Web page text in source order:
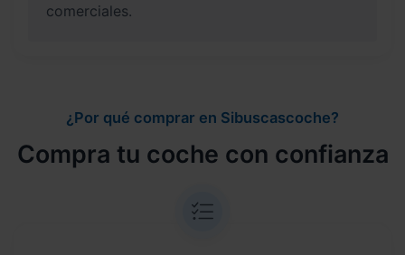
comerciales.
¿Por qué comprar en Sibuscascoche?
Compra tu coche con confianza